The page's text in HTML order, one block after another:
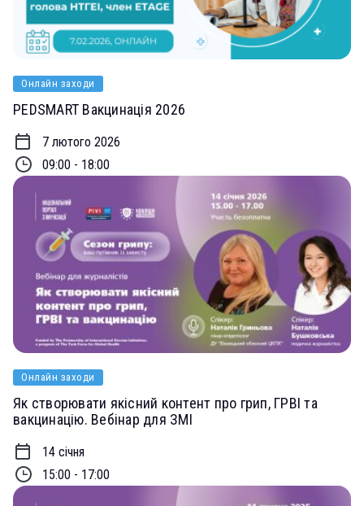
Онлайн заходи
PEDSMART Вакцинація 2026
7 лютого 2026
09:00 - 18:00
Онлайн заходи
Як створювати якісний контент про грип, ГРВІ та
вакцинацію. Вебінар для ЗМІ
14 січня
15:00 - 17:00